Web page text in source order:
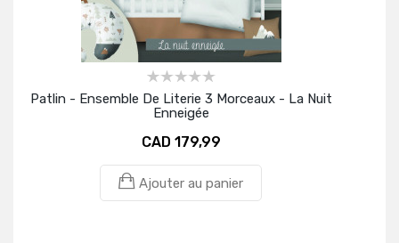
Patlin - Ensemble De Literie 3 Morceaux - La Nuit
Enneigée
CAD 179,99
Ajouter au panier